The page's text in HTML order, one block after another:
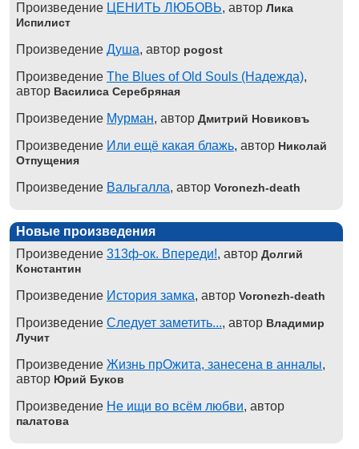
Произведение ЦЕНИТЬ ЛЮБОВЬ, автор Лика
Испилист
Произведение Душа, автор pogost
Произведение The Blues of Old Souls (Надежда),
автор Василиса Серебряная
Произведение Мурман, автор Дмитрий Новиковъ
Произведение Или ещё какая блажь, автор Николай
Отпущения
Произведение Вальгалла, автор Voronezh-death
Новые произведения
Произведение 313ф-ок. Впереди!, автор Долгий
Константин
Произведение История замка, автор Voronezh-death
Произведение Следует заметить..., автор Владимир
Лучит
Произведение Жизнь прОжита, занесена в анналы,
автор Юрий Буков
Произведение Не ищи во всём любви, автор
палатова